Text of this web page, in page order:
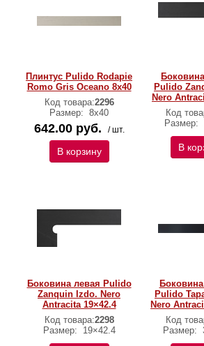
Плинтус Pulido Rodapie
Romo Gris Oceano 8х40
Код товара:2296
Размер: 8х40
642.00 руб. / шт.
В корзину
Pulido
Nero
Код
Размер:
В
Боковина левая Pulido
Zanquin Izdo. Nero
Antracita 19×42.4
Код товара:2298
Размер:
19×42.4
Pulido
Nero
Код
Размер: